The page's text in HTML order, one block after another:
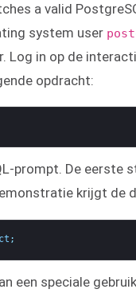
a valid
system user
Log in op de
opdracht:
prompt. De eerste
krijgt de
;
een speciale